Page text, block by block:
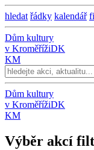
hledat řádky kalendář
Dům kultury
v KroměřížiDK
KM
Dům kultury
v KroměřížiDK
KM
Výběr akcí